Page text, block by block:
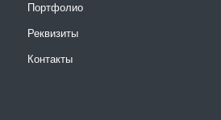
Портфолио
Реквизиты
Контакты